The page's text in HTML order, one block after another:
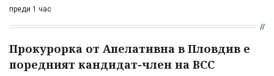
преди 1 час
Прокурорка от Апелативна в Пловдив е
поредният кандидат-член на ВСС